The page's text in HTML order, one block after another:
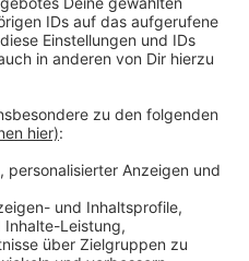
der Kassenärztlichen
10. Die Städteregion
die Stadt Bonn liegen
der Rhein-Sieg-Kreis
hinter uns.
Kreis Euskirchen etwa
16:03